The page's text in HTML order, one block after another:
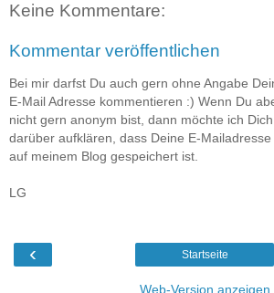
Keine Kommentare:
Kommentar veröffentlichen
Bei mir darfst Du auch gern ohne Angabe
E-Mail Adresse kommentieren :) Wenn Du
nicht gern anonym bist, dann möchte ich Dich
darüber aufklären, dass Deine E-
auf meinem Blog gespeichert ist.
LG
‹ Startseite
Web-Version anzeigen